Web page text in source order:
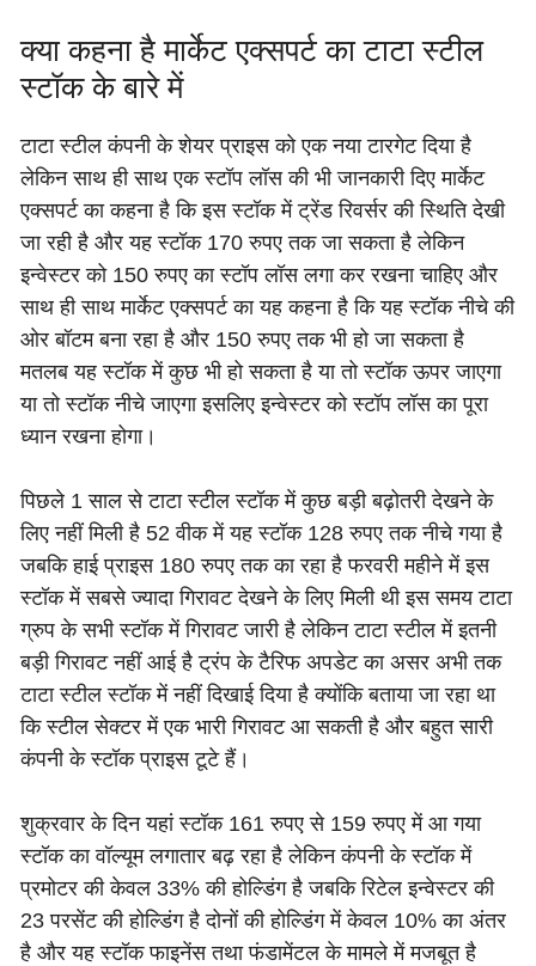
क्या कहना है मार्केट एक्सपर्ट का टाटा स्टील
स्टॉक के बारे में
टाटा स्टील कंपनी के शेयर प्राइस को एक नया टारगेट दिया है
लेकिन साथ ही साथ एक स्टॉप लॉस की भी जानकारी दिए मार्केट
एक्सपर्ट का कहना है कि इस स्टॉक में ट्रेंड रिवर्सर की स्थिति देखी
जा रही है और यह स्टॉक 170 रुपए तक जा सकता है लेकिन
इन्वेस्टर को 150 रुपए का स्टॉप लॉस लगा कर रखना चाहिए और
साथ ही साथ मार्केट एक्सपर्ट का यह कहना है कि यह स्टॉक नीचे की
ओर बॉटम बना रहा है और 150 रुपए तक भी हो जा सकता है
मतलब यह स्टॉक में कुछ भी हो सकता है या तो स्टॉक ऊपर जाएगा
या तो स्टॉक नीचे जाएगा इसलिए इन्वेस्टर को स्टॉप लॉस का पूरा
ध्यान रखना होगा।
पिछले 1 साल से टाटा स्टील स्टॉक में कुछ बड़ी बढ़ोतरी देखने के
लिए नहीं मिली है 52 वीक में यह स्टॉक 128 रुपए तक नीचे गया है
जबकि हाई प्राइस 180 रुपए तक का रहा है फरवरी महीने में इस
स्टॉक में सबसे ज्यादा गिरावट देखने के लिए मिली थी इस समय टाटा
ग्रुप के सभी स्टॉक में गिरावट जारी है लेकिन टाटा स्टील में इतनी
बड़ी गिरावट नहीं आई है ट्रंप के टैरिफ अपडेट का असर अभी तक
टाटा स्टील स्टॉक में नहीं दिखाई दिया है क्योंकि बताया जा रहा था
कि स्टील सेक्टर में एक भारी गिरावट आ सकती है और बहुत सारी
कंपनी के स्टॉक प्राइस टूटे हैं।
शुक्रवार के दिन यहां स्टॉक 161 रुपए से 159 रुपए में आ गया
स्टॉक का वॉल्यूम लगातार बढ़ रहा है लेकिन कंपनी के स्टॉक में
प्रमोटर की केवल 33% की होल्डिंग है जबकि रिटेल इन्वेस्टर की
23 परसेंट की होल्डिंग है दोनों की होल्डिंग में केवल 10% का अंतर
है और यह स्टॉक फाइनेंस तथा फंडामेंटल के मामले में मजबूत है